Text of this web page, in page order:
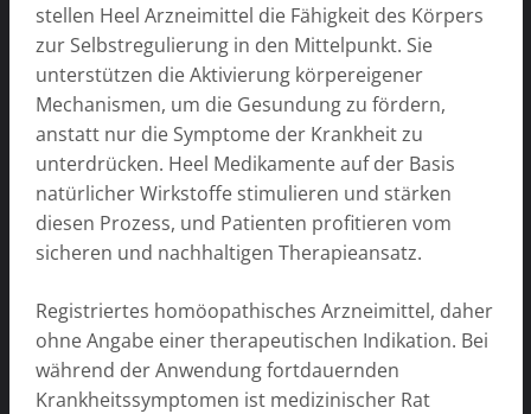
stellen Heel Arzneimittel die Fähigkeit des Körpers
zur Selbstregulierung in den Mittelpunkt. Sie
unterstützen die Aktivierung körpereigener
Mechanismen, um die Gesundung zu fördern,
anstatt nur die Symptome der Krankheit zu
unterdrücken. Heel Medikamente auf der Basis
natürlicher Wirkstoffe stimulieren und stärken
diesen Prozess, und Patienten profitieren vom
sicheren und nachhaltigen Therapieansatz.
Registriertes homöopathisches Arzneimittel, daher
ohne Angabe einer therapeutischen Indikation. Bei
während der Anwendung fortdauernden
Krankheitssymptomen ist medizinischer Rat